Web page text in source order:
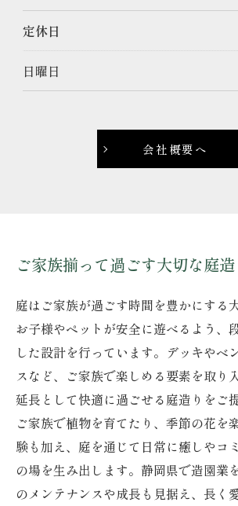
定休日
日曜日
会社概要へ
ご家族揃って過ごす大切な庭造
庭はご家族が過ごす時間を豊かにする
お子様やペットが安全に遊べるよう、
した設計を行っています。デッキやベ
スなど、ご家族で楽しめる要素を取り
延長として快適に過ごせる庭造りをご
ご家族で植物を育てたり、季節の花を
験も加え、庭を通じて日常に癒しやコ
の場を生み出します。静岡県で造園業
のメンテナンスや成長も見据え、長く
お問い合わせはこちら